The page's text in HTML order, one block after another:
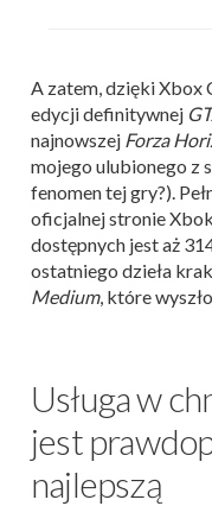
A zatem, dzięki Xbox
edycji definitywnej
najnowszej Forza
mojego ulubionego z
fenomen tej gry?).
oficjalnej stronie
dostępnych jest aż
ostatniego dzieła
Medium, które
Usługa w
jest
najlepszą